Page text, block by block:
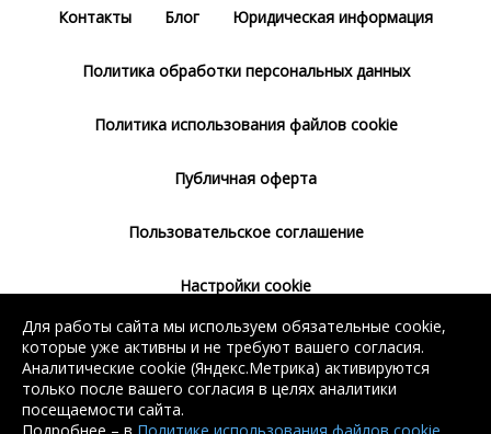
Контакты Блог Юридическая информация
Политика обработки персональных данных
Политика использования файлов cookie
Публичная оферта
Пользовательское соглашение
Настройки cookie
Согласие на использование сервиса
Яндекс.Метрика
Для работы сайта мы используем обязательные cookie,
которые уже активны и не требуют вашего согласия.
Аналитические cookie (Яндекс.Метрика) активируются
только после вашего согласия в целях аналитики
посещаемости сайта.